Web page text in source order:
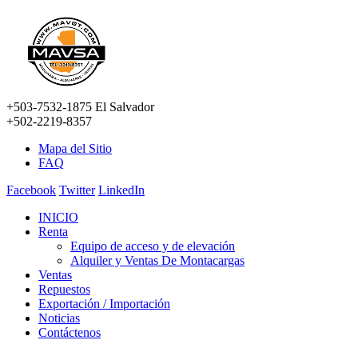
+503-7532-1875 El Salvador
+502-2219-8357
Mapa del Sitio
FAQ
Facebook Twitter LinkedIn
INICIO
Renta
Equipo de acceso y de elevación
Alquiler y Ventas De Montacargas
Ventas
Repuestos
Exportación / Importación
Noticias
Contáctenos